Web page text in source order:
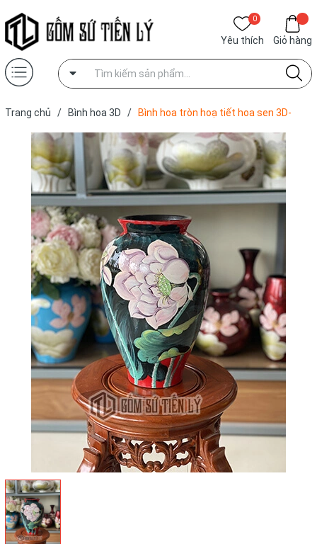
0
Yêu thích Giỏ hàng
Trang chủ / Bình hoa 3D /
Bình hoa tròn hoạ tiết hoa sen 3D-